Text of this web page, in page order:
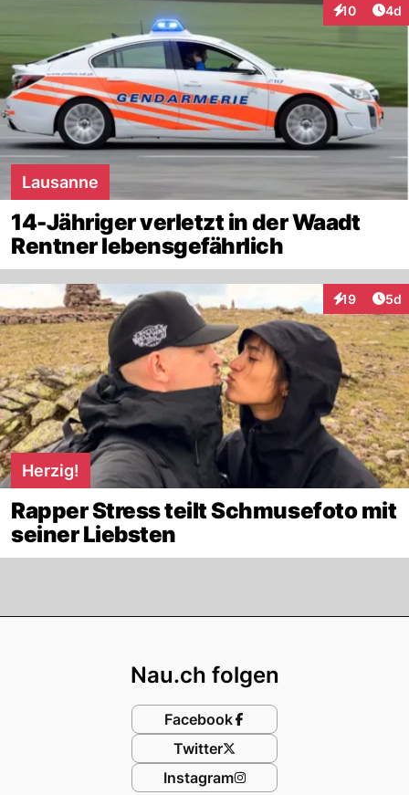
10
Interaktionen
4d
Lausanne
14-Jähriger verletzt in der Waadt
Rentner lebensgefährlich
19
Interaktionen
5d
Herzig!
Rapper Stress teilt Schmusefoto mit
seiner Liebsten
Nau.ch folgen
Facebook
Twitter
Instagram